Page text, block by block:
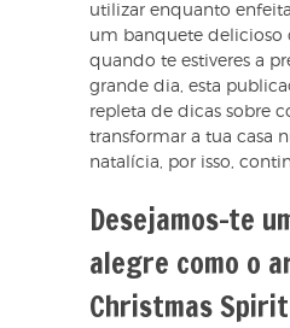
utilizar enquanto
um banquete delicioso
quando te estiveres a
grande dia, esta
repleta de dicas sobre
transformar a tua casa
natalícia, por isso,
Desejamos-te
alegre como o
Christmas Spirit